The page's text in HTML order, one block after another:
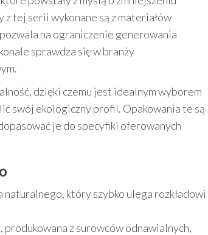
tej serii wykonane są z materiałów
na ograniczenie generowania
sprawdza się w branży
dzięki czemu jest idealnym wyborem
swój ekologiczny profil. Opakowania te są
je do specyfiki oferowanych
który szybko ulega rozkładowi
z surowców odnawialnych,